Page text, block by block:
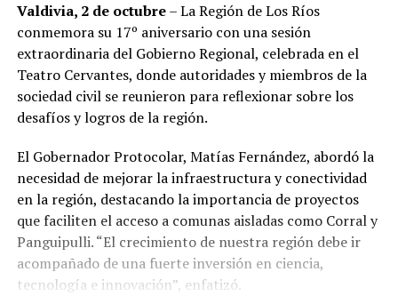
Valdivia, 2 de octubre– La Región de Los Ríos
conmemora su 17º aniversario con una sesión
extraordinaria del Gobierno Regional, celebrada en el
Teatro Cervantes, donde autoridades y miembros de la
sociedad civil se reunieron para reflexionar sobre los
desafíos y logros de la región.
El Gobernador Protocolar, Matías Fernández, abordó la
necesidad de mejorar la infraestructura y conectividad
en la región, destacando la importancia de proyectos
que faciliten el acceso a comunas aisladas como Corral y
Panguipulli. “El crecimiento de nuestra región debe ir
acompañado de una fuerte inversión en ciencia,
tecnología e innovación”, enfatizó.